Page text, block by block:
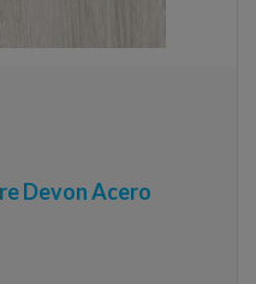
Devon Acero